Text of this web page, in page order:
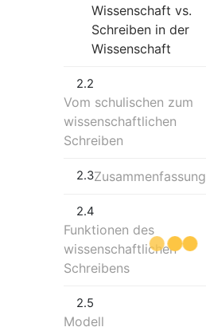
Wissenschaft vs.
Schreiben in der
Wissenschaft
2.2
Vom schulischen zum
wissenschaftlichen
Schreiben
2.3Zusammenfassung
2.4
Funktionen des
wissenschaftlichen
Schreibens
2.5
Modell